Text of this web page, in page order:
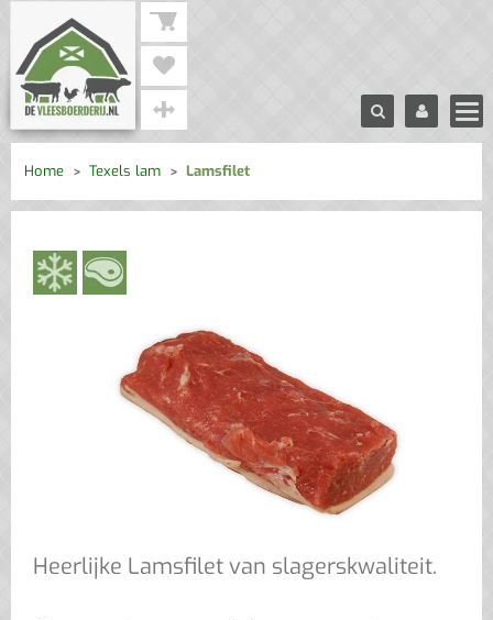
Home Texels lam Lamsfilet
Heerlijke Lamsfilet van slagerskwaliteit.